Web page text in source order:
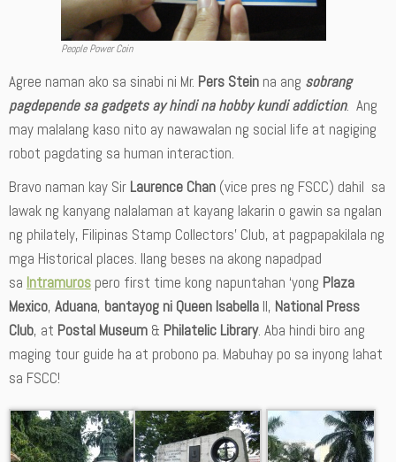
People Power Coin
Agree naman ako sa sinabi ni Mr. Pers Stein na ang sobrang
pagdepende sa gadgets ay hindi na hobby kundi addiction. Ang
may malalang kaso nito ay nawawalan ng social life at nagiging
robot pagdating sa human interaction.
Bravo naman kay Sir Laurence Chan (vice pres ng FSCC) dahil sa
lawak ng kanyang nalalaman at kayang lakarin o gawin sa ngalan
ng philately, Filipinas Stamp Collectors’ Club, at pagpapakilala ng
mga Historical places. Ilang beses na akong napadpad
sa Intramuros pero first time kong napuntahan ‘yong Plaza
Mexico, Aduana, bantayog ni Queen Isabella II, National Press
Club, at Postal Museum & Philatelic Library. Aba hindi biro ang
maging tour guide ha at probono pa. Mabuhay po sa inyong lahat
sa FSCC!